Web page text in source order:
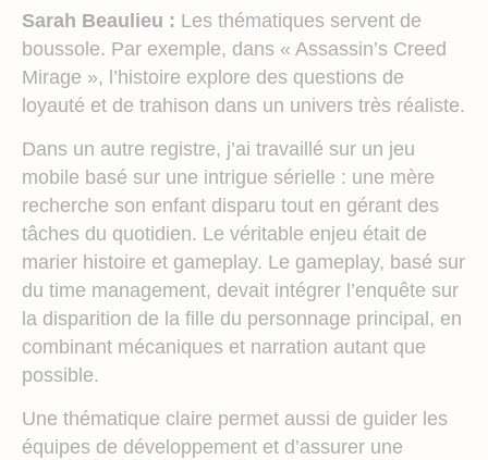
Sarah Beaulieu : Les thématiques servent de
boussole. Par exemple, dans « Assassin’s Creed
Mirage », l’histoire explore des questions de
loyauté et de trahison dans un univers très réaliste.
Dans un autre registre, j’ai travaillé sur un jeu
mobile basé sur une intrigue sérielle : une mère
recherche son enfant disparu tout en gérant des
tâches du quotidien. Le véritable enjeu était de
marier histoire et gameplay. Le gameplay, basé sur
du time management, devait intégrer l’enquête sur
la disparition de la fille du personnage principal, en
combinant mécaniques et narration autant que
possible.
Une thématique claire permet aussi de guider les
équipes de développement et d’assurer une